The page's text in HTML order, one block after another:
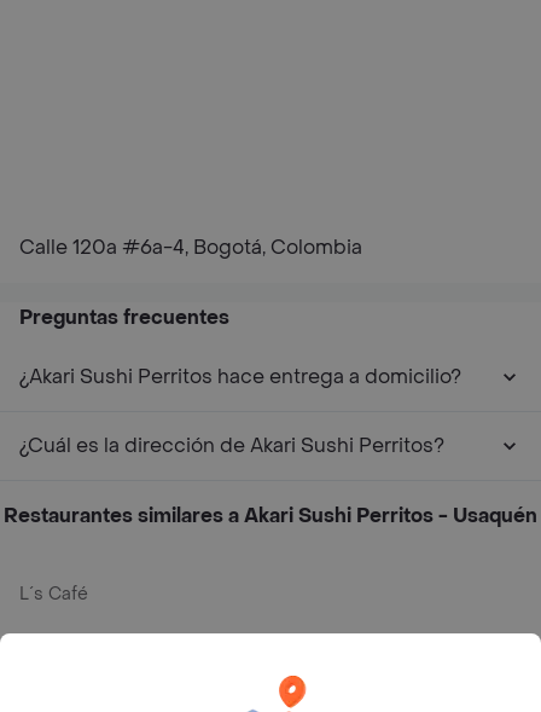
Calle 120a #6a-4, Bogotá, Colombia
Preguntas frecuentes
¿Akari Sushi Perritos hace entrega a domicilio?
¿Cuál es la dirección de Akari Sushi Perritos?
Restaurantes similares a Akari Sushi Perritos - Usaquén
L´s Café
Philippe